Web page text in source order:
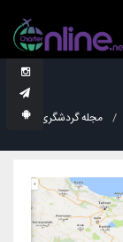
مجله گردشگری